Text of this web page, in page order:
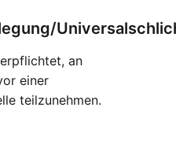
an
einer
teilzunehmen.